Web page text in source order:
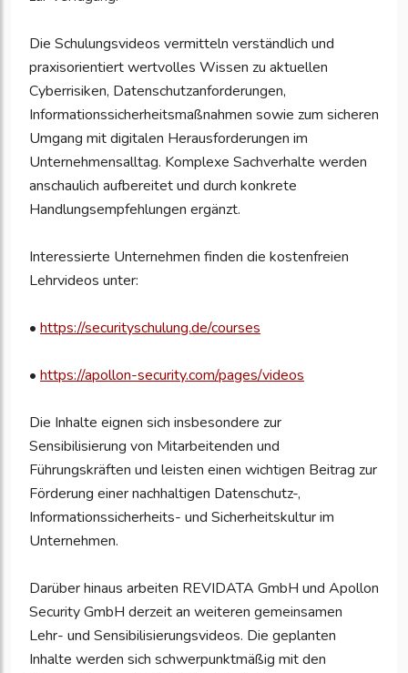
Die Schulungsvideos vermitteln verständlich und
praxisorientiert wertvolles Wissen zu aktuellen
Cyberrisiken, Datenschutzanforderungen,
Informationssicherheitsmaßnahmen sowie zum sicheren
Umgang mit digitalen Herausforderungen im
Unternehmensalltag. Komplexe Sachverhalte werden
anschaulich aufbereitet und durch konkrete
Handlungsempfehlungen ergänzt.
Interessierte Unternehmen finden die kostenfreien
Lehrvideos unter:
• https://securityschulung.de/courses
• https://apollon-security.com/pages/videos
Die Inhalte eignen sich insbesondere zur
Sensibilisierung von Mitarbeitenden und
Führungskräften und leisten einen wichtigen Beitrag zur
Förderung einer nachhaltigen Datenschutz-,
Informationssicherheits- und Sicherheitskultur im
Unternehmen.
Darüber hinaus arbeiten REVIDATA GmbH und Apollon
Security GmbH derzeit an weiteren gemeinsamen
Lehr- und Sensibilisierungsvideos. Die geplanten
Inhalte werden sich schwerpunktmäßig mit den